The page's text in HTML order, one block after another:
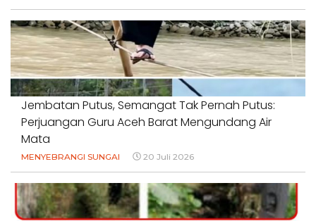
Jembatan Putus, Semangat Tak Pernah Putus:
Perjuangan Guru Aceh Barat Mengundang Air
Mata
MENYEBRANGI SUNGAI 20 Juli 2026